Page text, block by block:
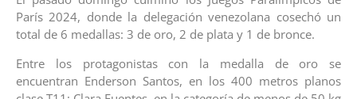
París 2024, donde la delegación venezolana cosechó un
total de 6 medallas: 3 de oro, 2 de plata y 1 de bronce.
Entre los protagonistas con la medalla de oro se
encuentran Enderson Santos, en los 400 metros planos